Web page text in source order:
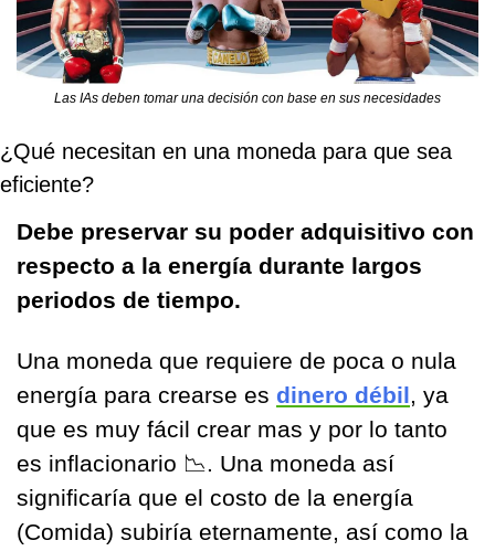
Las IAs deben tomar una decisión con base en sus necesidades
¿Qué necesitan en una moneda para que sea
eficiente?
Debe preservar su poder adquisitivo con
respecto a la energía durante largos
periodos de tiempo.
Una moneda que requiere de poca o nula
energía para crearse es dinero débil, ya
que es muy fácil crear mas y por lo tanto
es inflacionario 📉. Una moneda así
significaría que el costo de la energía
(Comida) subiría eternamente, así como la